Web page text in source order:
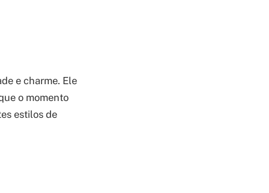
e charme. Ele
o momento
estilos de